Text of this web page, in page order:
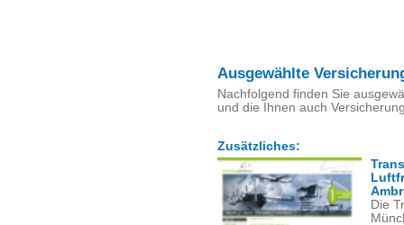
Ausgewählte
Nachfolgend finden Sie
und die Ihnen auch
Zusätzliches:
Die